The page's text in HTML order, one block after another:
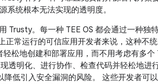
系统根本无法实现的透明度。
Trusty。每一种 TEE OS 都会通过一种独
常运行的可信应用开发者来说，这种不
松地创建和部署应用，而不用考虑有多个
透明化、进行协作、检查代码并轻松地进
低引入安全漏洞的风险。 这些开发者可